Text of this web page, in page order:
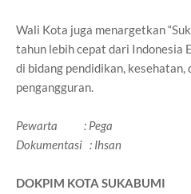
Wali Kota juga menargetkan
tahun lebih cepat dari Indonesia
di bidang pendidikan, kesehatan,
pengangguran.
Pewarta : Pega
Dokumentasi : Ihsan
DOKPIM KOTA SUKABUMI